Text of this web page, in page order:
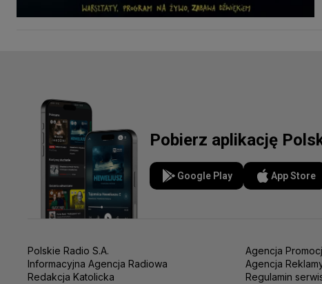
Pobierz aplikację
Google Play App Store
Polskie Radio S.A.
Informacyjna Agencja Radiowa
Redakcja Katolicka
Agencja
Agencja
Regulamin